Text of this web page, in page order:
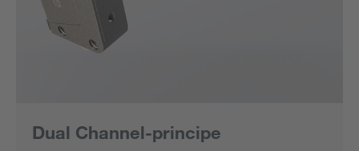
Dual Channel-principe